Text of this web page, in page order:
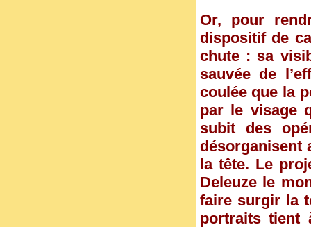
Or, pour
dispositif de
chute : sa
sauvée de
coulée que la
par le visage
subit des
désorganisent
la tête. Le
Deleuze le
faire surgir la
portraits tient